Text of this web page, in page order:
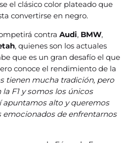
el clásico color plateado que
convertirse en negro.
contraAudi, BMW,
, quienes son los actuales
que es un gran desafío el que
conoce el rendimiento de la
tienen mucha tradición, pero
F1 y somos los únicos
apuntamos alto y queremos
emocionados de enfrentarnos